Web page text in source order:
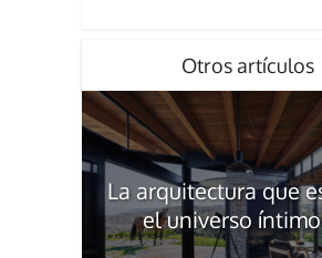
Otros artículos
La arquitectura que
el universo